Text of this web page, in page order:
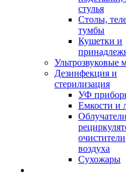
стулья
Столы,
тумбы
Кушетки и
Ультрозвуковые
Дезинфекция и
стерилизация
УФ
Емкости и
очистители
воздуха
Сухожары